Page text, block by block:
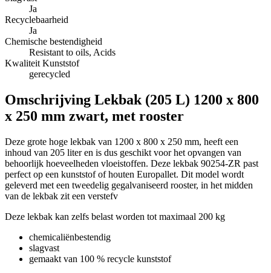
Ja
Recyclebaarheid
Ja
Chemische bestendigheid
Resistant to oils, Acids
Kwaliteit Kunststof
gerecycled
Omschrijving Lekbak (205 L) 1200 x 800
x 250 mm zwart, met rooster
Deze grote hoge lekbak van 1200 x 800 x 250 mm, heeft een
inhoud van 205 liter en is dus geschikt voor het opvangen van
behoorlijk hoeveelheden vloeistoffen. Deze lekbak 90254-ZR past
perfect op een kunststof of houten Europallet. Dit model wordt
geleverd met een tweedelig gegalvaniseerd rooster, in het midden
van de lekbak zit een verstefv
Deze lekbak kan zelfs belast worden tot maximaal 200 kg
chemicaliënbestendig
slagvast
gemaakt van 100 % recycle kunststof